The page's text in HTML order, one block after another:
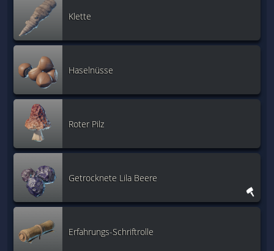
Klette
Haselnüsse
Roter Pilz
Getrocknete Lila Beere
Erfahrungs-Schriftrolle